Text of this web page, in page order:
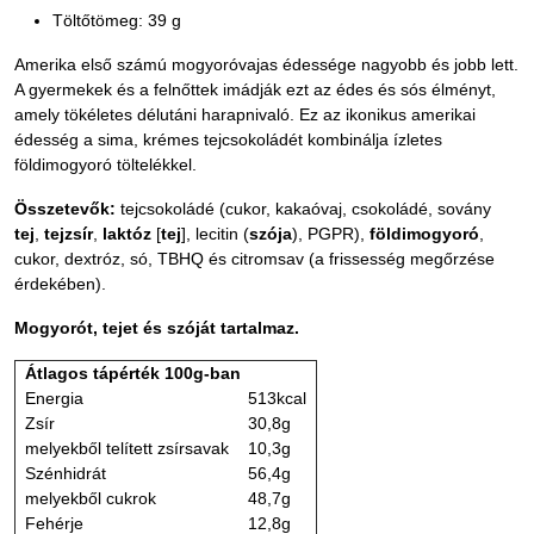
Töltőtömeg: 39 g
Amerika első számú mogyoróvajas édessége nagyobb és jobb lett.
A gyermekek és a felnőttek imádják ezt az édes és sós élményt,
amely tökéletes délutáni harapnivaló. Ez az ikonikus amerikai
édesség a sima, krémes tejcsokoládét kombinálja ízletes
földimogyoró töltelékkel.
Összetevők: tejcsokoládé (cukor, kakaóvaj, csokoládé, sovány
tej, tejzsír, laktóz [tej], lecitin (szója), PGPR), földimogyoró,
cukor, dextróz, só, TBHQ és citromsav (a frissesség megőrzése
érdekében).
Mogyorót, tejet és szóját tartalmaz.
Átlagos tápérték 100g-ban
Energia
513kcal
Zsír
30,8g
melyekből telített zsírsavak
10,3g
Szénhidrát
56,4g
melyekből cukrok
48,7g
Fehérje
12,8g